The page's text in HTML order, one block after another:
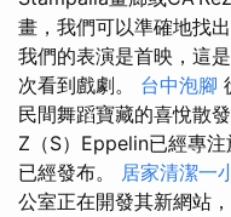
畫，我們可以準確地找
我們的表演是首映，這
次看到戲劇。 台中泡腳
民間舞蹈寶藏的喜悅散
Z（S）Eppelin已經專
已經發布。 居家清潔一
公室正在開發其新網站